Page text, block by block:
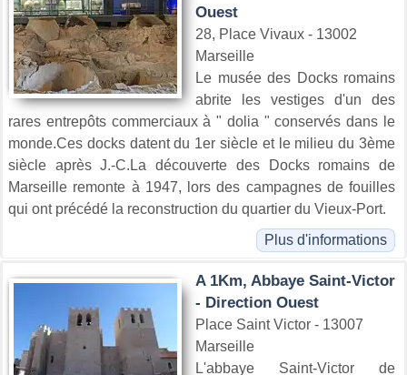
Ouest
28, Place Vivaux - 13002
Marseille
Le musée des Docks romains
abrite les vestiges d'un des
rares entrepôts commerciaux à " dolia " conservés dans le
monde.Ces docks datent du 1er siècle et le milieu du 3ème
siècle après J.-C.La découverte des Docks romains de
Marseille remonte à 1947, lors des campagnes de fouilles
qui ont précédé la reconstruction du quartier du Vieux-Port.
Plus d'informations
A 1Km, Abbaye Saint-Victor
- Direction Ouest
Place Saint Victor - 13007
Marseille
L'abbaye Saint-Victor de